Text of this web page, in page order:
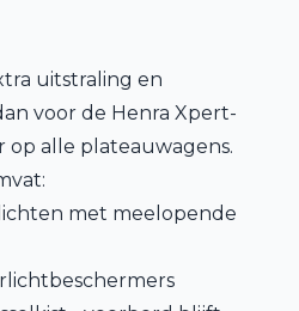
uitstraling en
voor de Henra Xpert-
op alle plateauwagens.
met meelopende